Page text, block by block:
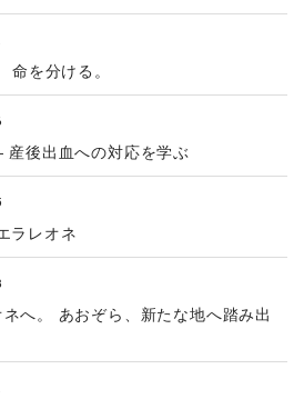
命を分ける。
後出血への対応を学ぶ
ラレオネ
へ。 あおぞら、新たな地へ踏み出